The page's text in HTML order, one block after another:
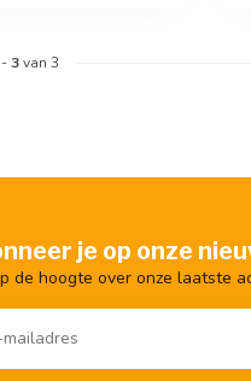
-3van 3
je op onze
de hoogte over onze laatste